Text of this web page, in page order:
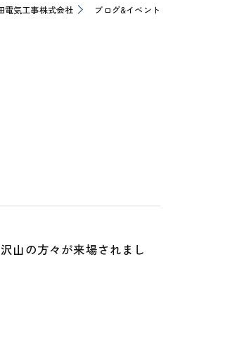
電気工事株式会社 ブログ&イベント
山の方々が来場されまし